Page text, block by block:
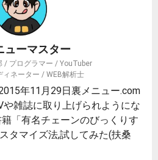
ューマスター
/ プログラマー / YouTuber
ィネーター / WEB解析士
年11月29日裏メニュー.com
雑誌に取り上げられようにな
「有名チェーンのびっくりす
タマイズ法,試してみた(扶桑